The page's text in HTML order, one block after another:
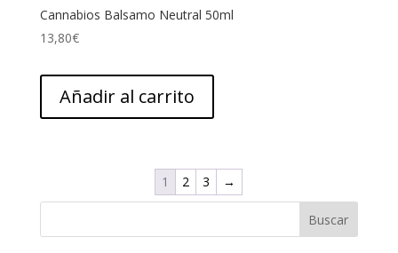
Cannabios Balsamo Neutral 50ml
13,80€
Añadir al carrito
1 2 3 →